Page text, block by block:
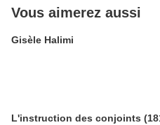
Vous aimerez aussi
Gisèle Halimi
L'instruction des conjoints